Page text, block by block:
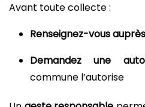
Avant toute collecte :
Renseignez-vous
Demandez une
commune l’autorise